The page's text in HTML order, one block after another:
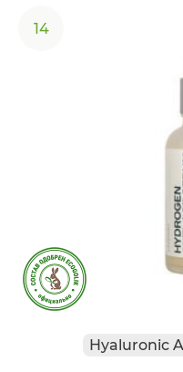
14
Hyaluronic